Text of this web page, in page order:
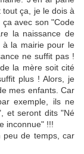
ça, je le dois à
avec son "Code
la naissance de
la mairie pour le
ne suffit pas !
la mère soit cité
plus ! Alors, je
mes enfants. Car
exemple, ils ne
et seront dits "Né
inconnue" !!!
peu de temps, car